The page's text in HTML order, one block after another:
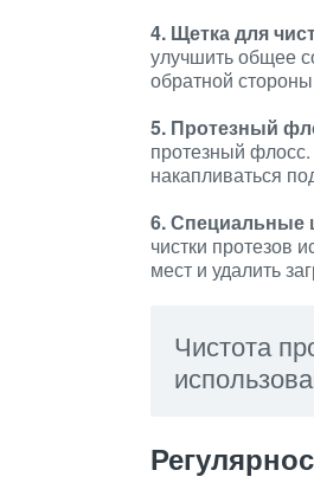
4. Щетка для
улучшить общее
обратной
5. Протезный
протезный флосс.
накапливаться
6. Специальные
чистки протезов
мест и удалить
Чистота